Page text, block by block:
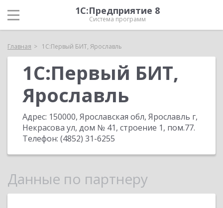
1С:Предприятие 8
Система программ
Главная 1С:Первый БИТ, Ярославль
1С:Первый БИТ,
Ярославль
Адрес: 150000, Ярославская обл, Ярославль г,
Некрасова ул, дом № 41, строение 1, пом.77.
Телефон: (4852) 31-6255
Данные по партнеру